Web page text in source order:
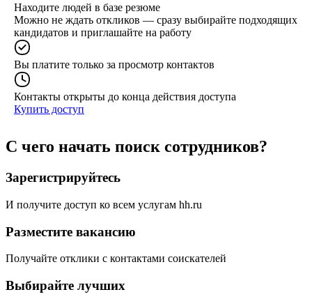
Находите людей в базе резюме
Можно не ждать откликов — сразу выбирайте подходящих
кандидатов и приглашайте на работу
Вы платите только за просмотр контактов
Контакты открыты до конца действия доступа
Купить доступ
С чего начать поиск сотрудников?
Зарегистрируйтесь
И получите доступ ко всем услугам hh.ru
Разместите вакансию
Получайте отклики с контактами соискателей
Выбирайте лучших